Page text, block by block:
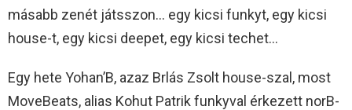
másabb zenét játsszon… egy kicsi funkyt, egy kicsi
house-t, egy kicsi deepet, egy kicsi techet…
Egy hete Yohan’B, azaz Brlás Zsolt house-szal, most
MoveBeats, alias Kohut Patrik funkyval érkezett norB-